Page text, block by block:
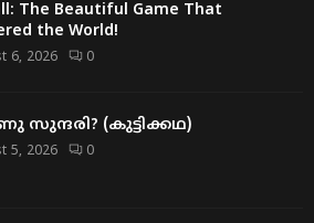
The Beautiful Game That
the World!
6, 2026 0
സുന്ദരി? (കുട്ടിക്കഥ)
5, 2026 0